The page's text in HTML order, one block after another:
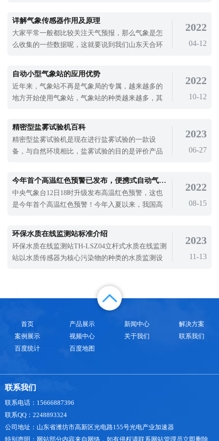
绝缘材料时，要注意材料的疏水性和疏水性。而智
慧路灯监测传感器的应用就是可以监测区域内的气
象变化，保障智慧路灯安全。智慧路灯监测传
详解气象传感器作用及原理
大家平常一般都比较关注天气预报，那么气象是怎
么收集的一些数据呢，这就要说到我们山东天合环
气象传感器是什么，气象传感器是一款高度集成
2022
04-12
自动小型气象站的应用优势
近年来，气象站不再是气象局的专属，越来越多的
地方开始使用气象站，气象站的种类越来越多，其
印象仍然是一种提醒人们服装和保暖的仪器和设
备。事实上，气象站设备也可用于农业种植、水
文、工业、环保、科研等环境监测等领域，应
2022
10-12
精密型盐雾试验机百科
精密型盐雾试验机是现在进行盐雾试验的一款设
备，与自然环境相比，盐雾试验的目的是评价产品
衡量产品或金属耐盐雾腐蚀质量的关键。而盐雾腐
蚀的危害极大，盐雾试验就很重要。盐雾腐蚀会破
坏金属保护层，使其失去装饰性，降低机械
2023
06-27
今年首个高温红色预警已发布，便携式自动气象观测站产品助您安然度过高温~
中央气象台12日18时升级发布高温红色预警，这也
是今年首个高温红色预警！今年入夏以来，我国高
江苏、浙江等地部分地区出现40℃以上的高温天
气，其中重庆西南部和北部、陕西东南部、湖北西
部、安徽东南部、浙江中北部及四川简阳、江
2022
08-15
环保水质在线监测站标准介绍
环保水质在线监测站TH-LSZ04立杆式水质在线监测
站以水质传感器为核心污染物的种类的水质监测设
一项调查显示，世界各地有2221种有机污染物。环
保水质在线监测站是目前监测和分析各项水质参数
2023
11-13
首页 产品展示 新闻中心
解决方案
案例展示
视频中心 关于我们
联系我们
百度统计
百度地图
联系我们
联系电话：15666887396
联系QQ：2248893324
公司地址：山东省潍坊市高新区光电路155号光电产业加速器
特别声明：网站部分内容来自网络，如有侵权请联系网站管理员立即删除